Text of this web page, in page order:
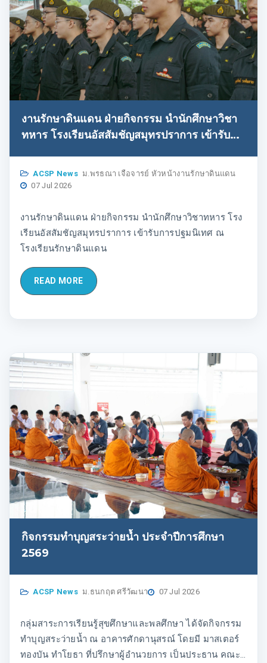
งานรักษาดินแดน ฝ่ายกิจกรรม นำนักศึกษาวิชา
ทหาร โรงเรียนอัสสัมชัญสมุทรปราการ เข้ารับ
ACSP News ม.พรธณา เจือจารย์ หัวหน้างานรักษาดินแดน
07 Jul 2026
งานรักษาดินแดน ฝ่ายกิจกรรม นำนักศึกษาวิชาทหาร โรง
เรียนอัสสัมชัญสมุทรปราการ เข้ารับการปฐมนิเทศ ณ
โรงเรียนรักษาดินแดน
READ MORE
กิจกรรมทำบุญสระว่ายน้ำ ประจำปีการศึกษา
2569
ACSP News ม.ธนกฤต ศรีวัฒนา 07 Jul 2026
กลุ่มสาระการเรียนรู้สุขศึกษาและพลศึกษา ได้จัดกิจกรรม
ทำบุญสระว่ายน้ำ ณ อาคารศักดานุสรณ์ โดยมี มาสเตอร์
ทองบัน ทำโยธา ที่ปรึกษาผู้อำนวยการ เป็นประธาน คณะผู้